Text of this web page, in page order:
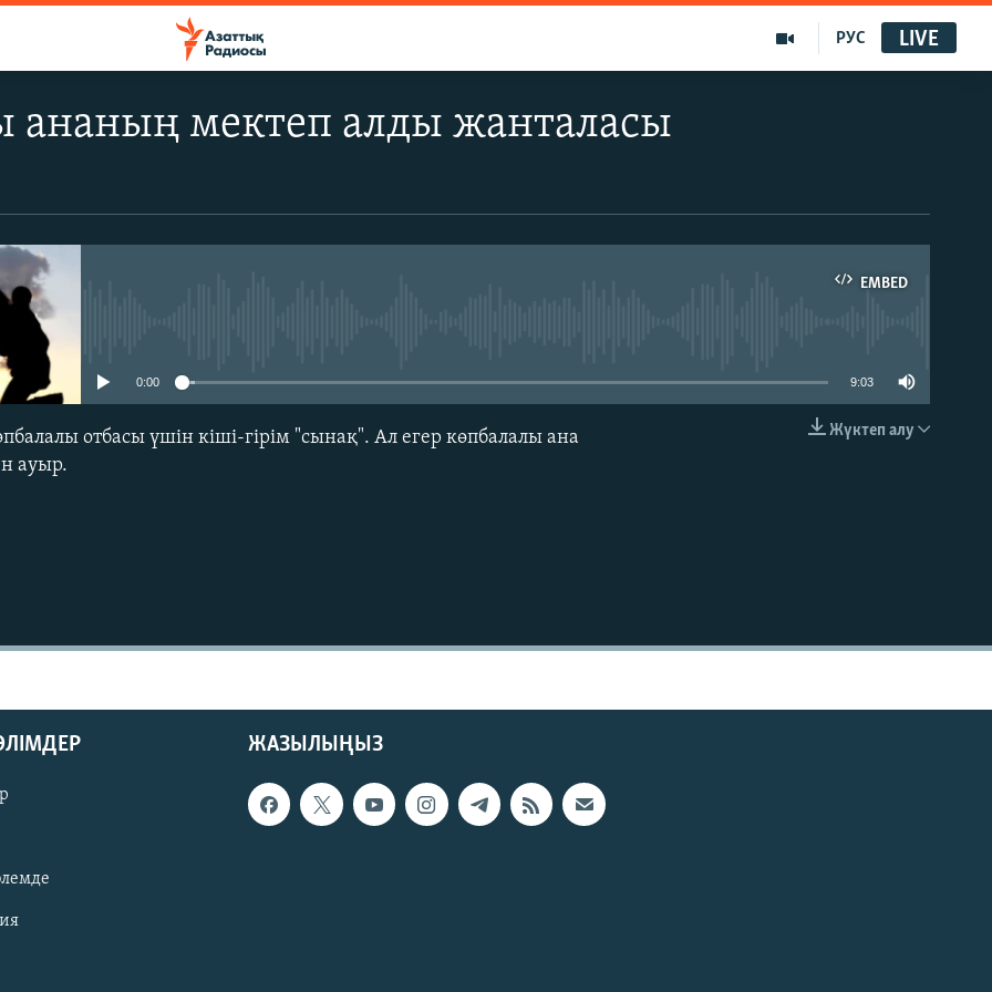
РУС LIVE
ананың мектеп алды жанталасы
EMBED
EMBED
0:00 9:03
Жүктеп алу
отбасы үшін кіші-гірім "сынақ". Ал егер көпбалалы ана
ауыр.
ЖАЗЫЛЫҢЫЗ